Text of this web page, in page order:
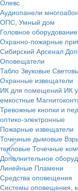
Олевс
Аудиопанели
ОПС, Умный дом
Головное
Охранно-пожарные
Сибирский Арсенал
Оповещатели
Табло Звуковые
Охранные извещатели
ИК для помещений ИК
емкостные
Тревожные кнопки и
оптико-электронные
Пожарные извещатели
Точечные дымовые
тепловые Точечные
Дополнительное
Линейные Пламени
Средства оповещения
Системы оповещения,